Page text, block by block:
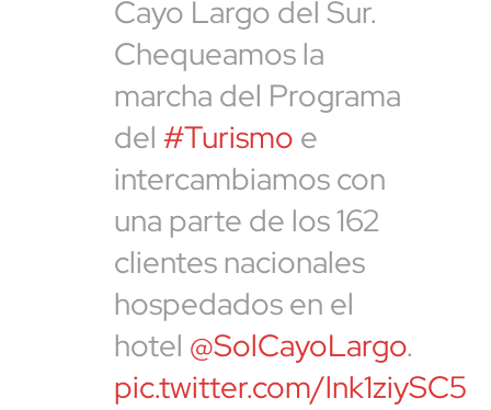
Cayo Largo del Sur.
Chequeamos la
marcha del Programa
del #Turismo e
intercambiamos con
una parte de los 162
clientes nacionales
hospedados en el
hotel @SolCayoLargo.
pic.twitter.com/lnk1ziySC5